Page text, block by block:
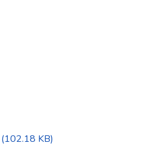
(102.18 KB)